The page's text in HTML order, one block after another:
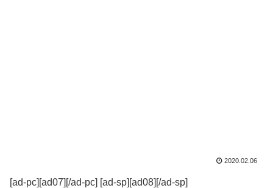
2020.02.06
[ad-pc][ad07][/ad-pc] [ad-sp][ad08][/ad-sp]